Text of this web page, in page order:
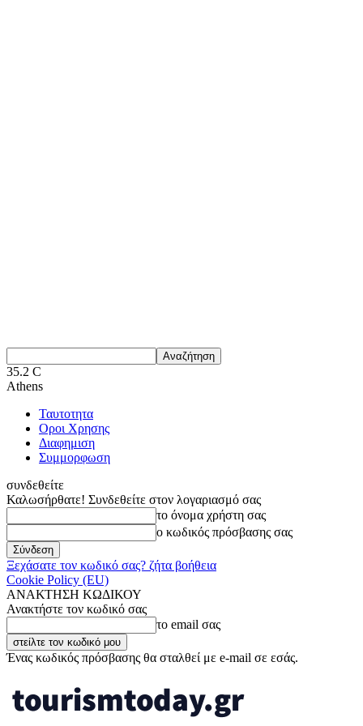
35.2 C
Athens
Ταυτοτητα
Οροι Χρησης
Διαφημιση
Συμμορφωση
συνδεθείτε
Καλωσήρθατε! Συνδεθείτε στον λογαριασμό σας
το όνομα χρήστη σας
ο κωδικός πρόσβασης σας
Ξεχάσατε τον κωδικό σας? ζήτα βοήθεια
Cookie Policy (EU)
ΑΝΑΚΤΗΣΗ ΚΩΔΙΚΟΥ
Ανακτήστε τον κωδικό σας
το email σας
Ένας κωδικός πρόσβασης θα σταλθεί με e-mail σε εσάς.